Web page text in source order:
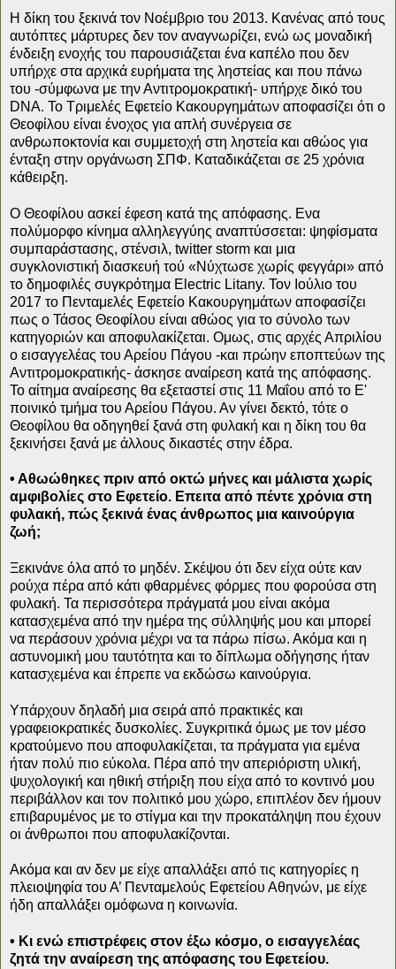
Η δίκη του ξεκινά τον Νοέμβριο του 2013. Κανένας από τους
αυτόπτες μάρτυρες δεν τον αναγνωρίζει, ενώ ως μοναδική
ένδειξη ενοχής του παρουσιάζεται ένα καπέλο που δεν
υπήρχε στα αρχικά ευρήματα της ληστείας και που πάνω
του -σύμφωνα με την Αντιτρομοκρατική- υπήρχε δικό του
DNA. Το Τριμελές Εφετείο Κακουργημάτων αποφασίζει ότι ο
Θεοφίλου είναι ένοχος για απλή συνέργεια σε
ανθρωποκτονία και συμμετοχή στη ληστεία και αθώος για
ένταξη στην οργάνωση ΣΠΦ. Καταδικάζεται σε 25 χρόνια
κάθειρξη.
Ο Θεοφίλου ασκεί έφεση κατά της απόφασης. Ενα
πολύμορφο κίνημα αλληλεγγύης αναπτύσσεται: ψηφίσματα
συμπαράστασης, στένσιλ, twitter storm και μια
συγκλονιστική διασκευή τού «Νύχτωσε χωρίς φεγγάρι» από
το δημοφιλές συγκρότημα Electric Litany. Τον Ιούλιο του
2017 το Πενταμελές Εφετείο Κακουργημάτων αποφασίζει
πως ο Τάσος Θεοφίλου είναι αθώος για το σύνολο των
κατηγοριών και αποφυλακίζεται. Ομως, στις αρχές Απριλίου
ο εισαγγελέας του Αρείου Πάγου -και πρώην εποπτεύων της
Αντιτρομοκρατικής- άσκησε αναίρεση κατά της απόφασης.
Το αίτημα αναίρεσης θα εξεταστεί στις 11 Μαΐου από το Ε'
ποινικό τμήμα του Αρείου Πάγου. Αν γίνει δεκτό, τότε ο
Θεοφίλου θα οδηγηθεί ξανά στη φυλακή και η δίκη του θα
ξεκινήσει ξανά με άλλους δικαστές στην έδρα.
• Αθωώθηκες πριν από οκτώ μήνες και μάλιστα χωρίς
αμφιβολίες στο Εφετείο. Επειτα από πέντε χρόνια στη
φυλακή, πώς ξεκινά ένας άνθρωπος μια καινούργια
ζωή;
Ξεκινάνε όλα από το μηδέν. Σκέψου ότι δεν είχα ούτε καν
ρούχα πέρα από κάτι φθαρμένες φόρμες που φορούσα στη
φυλακή. Τα περισσότερα πράγματά μου είναι ακόμα
κατασχεμένα από την ημέρα της σύλληψής μου και μπορεί
να περάσουν χρόνια μέχρι να τα πάρω πίσω. Ακόμα και η
αστυνομική μου ταυτότητα και το δίπλωμα οδήγησης ήταν
κατασχεμένα και έπρεπε να εκδώσω καινούργια.
Υπάρχουν δηλαδή μια σειρά από πρακτικές και
γραφειοκρατικές δυσκολίες. Συγκριτικά όμως με τον μέσο
κρατούμενο που αποφυλακίζεται, τα πράγματα για εμένα
ήταν πολύ πιο εύκολα. Πέρα από την απεριόριστη υλική,
ψυχολογική και ηθική στήριξη που είχα από το κοντινό μου
περιβάλλον και τον πολιτικό μου χώρο, επιπλέον δεν ήμουν
επιβαρυμένος με το στίγμα και την προκατάληψη που έχουν
οι άνθρωποι που αποφυλακίζονται.
Ακόμα και αν δεν με είχε απαλλάξει από τις κατηγορίες η
πλειοψηφία του Α’ Πενταμελούς Εφετείου Αθηνών, με είχε
ήδη απαλλάξει ομόφωνα η κοινωνία.
• Κι ενώ επιστρέφεις στον έξω κόσμο, ο εισαγγελέας
ζητά την αναίρεση της απόφασης του Εφετείου.